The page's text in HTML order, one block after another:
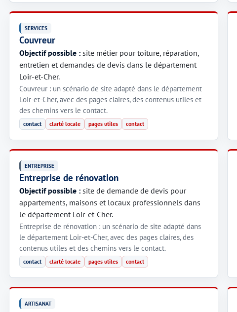
SERVICES
Couvreur
Objectif possible : site métier pour toiture, réparation,
entretien et demandes de devis dans le département
Loir-et-Cher.
Couvreur : un scénario de site adapté dans le département
Loir-et-Cher, avec des pages claires, des contenus utiles et
des chemins vers le contact.
contact clarté locale pages utiles contact
ENTREPRISE
Entreprise de rénovation
Objectif possible : site de demande de devis pour
appartements, maisons et locaux professionnels dans
le département Loir-et-Cher.
Entreprise de rénovation : un scénario de site adapté dans
le département Loir-et-Cher, avec des pages claires, des
contenus utiles et des chemins vers le contact.
contact clarté locale pages utiles contact
ARTISANAT